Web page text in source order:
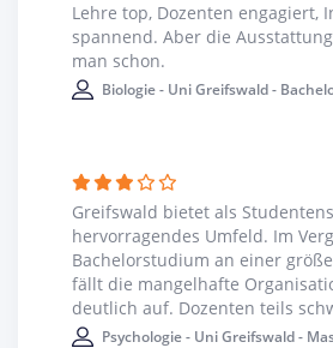
Umweltschutz aktiv sind. Das
Greifswald ist sehr groß. Besonders
Region auf Wassersport gelegt.
und den studentischen Initiativen
internes Universitätsmagazin und
Lehre top, Dozenten engagiert,
spannend. Aber die
man schon.
Biologie - Uni Greifswald -
Greifswald bietet als
hervorragendes Umfeld. Im
Bachelorstudium an einer
fällt die mangelhafte
deutlich auf. Dozenten teils
Psychologie - Uni Greifswald -